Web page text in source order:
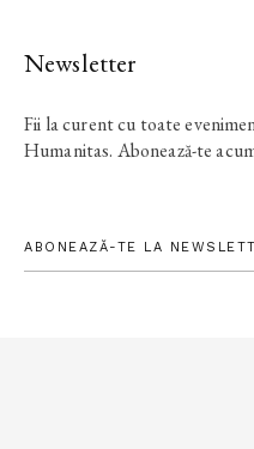
Newsletter
Fii la curent cu toate
Humanitas. Abonează-te
ABONEAZĂ-TE LA